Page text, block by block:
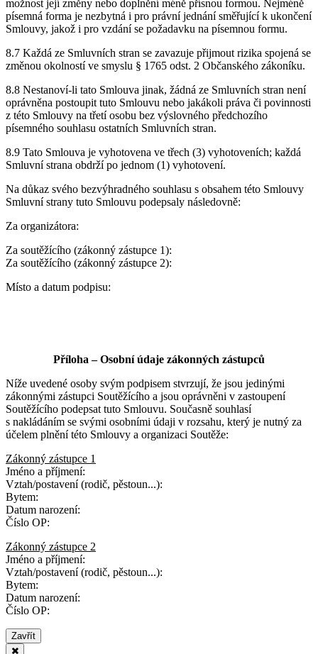
možnost její změny nebo doplnění méně přísnou formou. Nejméně
písemná forma je nezbytná i pro právní jednání směřující k ukončení
Smlouvy, jakož i pro vzdání se požadavku na písemnou formu.
8.7 Každá ze Smluvních stran se zavazuje přijmout rizika spojená se
změnou okolností ve smyslu § 1765 odst. 2 Občanského zákoníku.
8.8 Nestanoví-li tato Smlouva jinak, žádná ze Smluvních stran není
oprávněna postoupit tuto Smlouvu nebo jakákoli práva či povinnosti
z této Smlouvy na třetí osobu bez výslovného předchozího
písemného souhlasu ostatních Smluvních stran.
8.9 Tato Smlouva je vyhotovena ve třech (3) vyhotoveních; každá
Smluvní strana obdrží po jednom (1) vyhotovení.
Na důkaz svého bezvýhradného souhlasu s obsahem této Smlouvy
Smluvní strany tuto Smlouvu podepsaly následovně:
Za organizátora:
Za soutěžícího (zákonný zástupce 1):
Za soutěžícího (zákonný zástupce 2):
Místo a datum podpisu:
Příloha – Osobní údaje zákonných zástupců
Níže uvedené osoby svým podpisem stvrzují, že jsou jedinými
zákonnými zástupci Soutěžícího a jsou oprávněni v zastoupení
Soutěžícího podepsat tuto Smlouvu. Současně souhlasí
s nakládáním se svými osobními údaji v rozsahu, který je nutný za
účelem plnění této Smlouvy a organizaci Soutěže:
Zákonný zástupce 1
Jméno a příjmení:
Vztah/postavení (rodič, pěstoun...):
Bytem:
Datum narození:
Číslo OP:
Zákonný zástupce 2
Jméno a příjmení:
Vztah/postavení (rodič, pěstoun...):
Bytem:
Datum narození:
Číslo OP:
Zavřít